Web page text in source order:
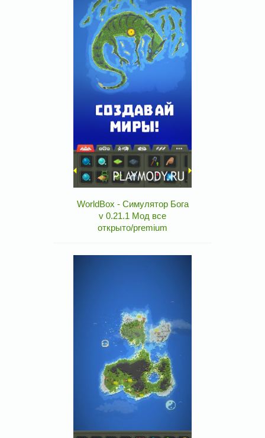
WorldBox - Симулятор Бога
v 0.21.1 Мод все
открыто/premium